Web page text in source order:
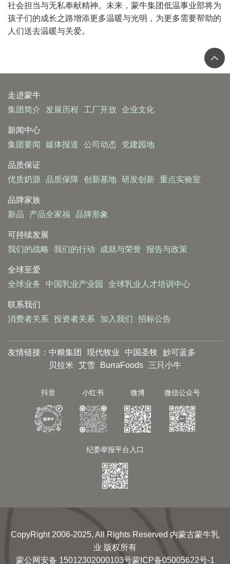
社会担当与无私奉献精神。未来，蒙牛集团低温事业部将为
孩子们的成长之路增添更多温暖与光明，为更多需要帮助的
人们送去温暖与关爱。
走进蒙牛
集团简介
发展历程 工厂开放 企业文化
新闻中心
集团要闻
媒体报道 公司动态 党建园地
品质保证
优质奶源
品质保障 创新基地 研发创新 重点实验室
品牌家族
新品
产品全家福 品牌形象
可持续发展
我们的战略
我们的行动 成就与荣誉 报告与政策
全球至爱
全球业务
中国乳业产业园 全球乳业人才培训中心
联系我们
消费者关系
投资者关系 加入我们 招标公告
友情链接： 中粮集团 现代牧业 中国圣牧 妙可蓝多
贝拉米
艾雪 BurraFoods 三只小牛
抖音 小红书 微博 微信公众号
纪委举报平台入口
CopyRight 2006-2025, All Rights Reserved 内蒙古蒙牛乳
业 版权所有
蒙公网安备 15012302000103号蒙ICP备05005622号-1